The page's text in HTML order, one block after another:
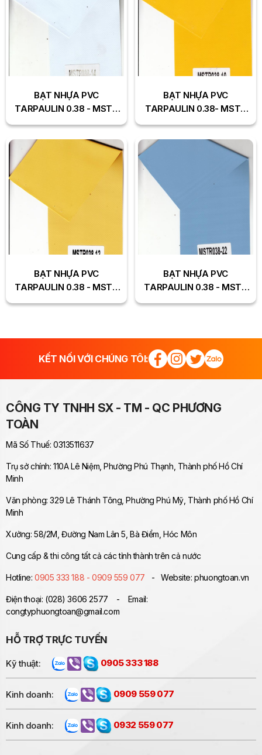
BẠT NHỰA PVC
TARPAULIN 0.38 - MSTR
BẠT NHỰA PVC
TARPAULIN 0.38- MSTR
BẠT NHỰA PVC
TARPAULIN 0.38 - MSTR
BẠT NHỰA PVC
TARPAULIN 0.38 - MSTR
KẾT NỐI VỚI CHÚNG TÔI:
CÔNG TY TNHH SX - TM - QC PHƯƠNG
TOÀN
Mã Số Thuế: 0313511637
Trụ sở chính: 110A Lê Niệm, Phường Phú Thạnh, Thành phố Hồ Chí
Minh
Văn phòng: 329 Lê Thánh Tông, Phường Phú Mỹ, Thành phố Hồ Chí
Minh
Xưởng: 58/2M, Đường Nam Lân 5, Bà Điểm, Hóc Môn
Cung cấp & thi công tất cả các tỉnh thành trên cả nước
Hotline:0905 333 188 - 0909 559 077 - Website: phuongtoan.vn
Điện thoại: (028) 3606 2577 - Email:
congtyphuongtoan@gmail.com
HỖ TRỢ TRỰC TUYẾN
Kỹ thuật: 0905 333 188
Kinh doanh: 0909 559 077
Kinh doanh: 0932 559 077